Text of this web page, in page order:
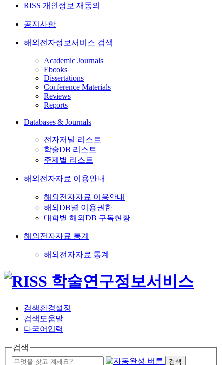
RISS 개인정보 재동의
공지사항
해외전자정보서비스 검색
Academic Journals
Ebooks
Dissertations
Conference Materials
Reviews
Reports
Databases & Journals
전자저널 리스트
학술DB 리스트
주제별 리스트
해외전자자료 이용안내
해외전자자료 이용안내
해외DB별 이용권한
대학별 해외DB 구독현황
해외전자자료 통계
해외전자자료 통계
검색환경설정
검색도움말
다국어입력
검색
검색